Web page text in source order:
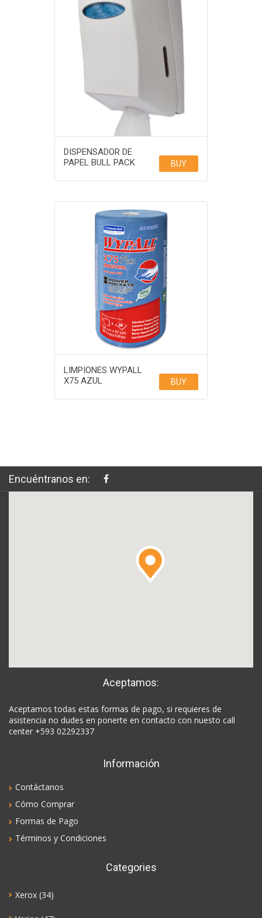
DISPENSADOR DE
PAPEL BULL PACK
BUY
LIMPIONES WYPALL
X75 AZUL
BUY
Encuéntranos en:
Aceptamos:
Aceptamos todas estas formas de pago, si requieres de
asistencia no dudes en ponerte en contacto con nuesto call
center +593 02292337
Información
Contáctanos
Cómo Comprar
Formas de Pago
Términos y Condiciones
Categories
Xerox (34)